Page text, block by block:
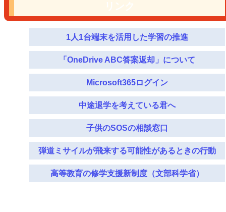
1人1台端末を活用した学習の推進
「OneDrive ABC答案返却」について
Microsoft365ログイン
中途退学を考えている君へ
子供のSOSの相談窓口
弾道ミサイルが飛来する可能性があるときの行動
高等教育の修学支援新制度（文部科学省）